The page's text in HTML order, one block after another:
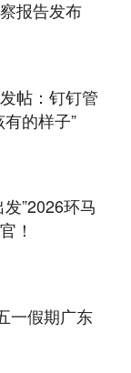
报告发布
帖：钉钉管
的样子”
”2026环马
！
一假期广东